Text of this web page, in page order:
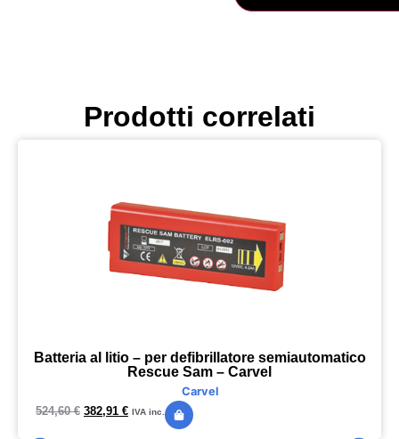
Prodotti correlati
Batteria al litio – per defibrillatore semiautomatico
Rescue Sam – Carvel
Carvel
524,60€ 382,91 € IVA inc.